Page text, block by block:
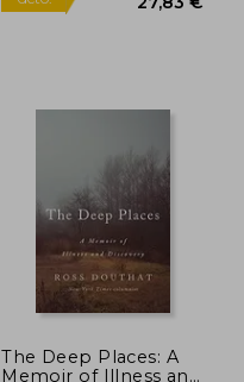
5%
dcto.
The Deep Places: A
Memoir of Illness and